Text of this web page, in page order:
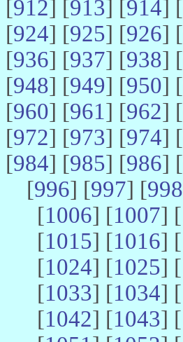
[912] [913] [914] [
[924] [925] [926] [
[936] [937] [938] [
[948] [949] [950] [
[960] [961] [962] [
[972] [973] [974] [
[984] [985] [986] [
[996] [997] [998
[1006] [1007] [
[1015] [1016] [
[1024] [1025] [
[1033] [1034] [
[1042] [1043] [